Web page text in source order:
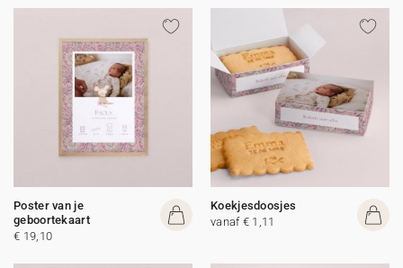
Poster van je
geboortekaart
€ 19,10
Koekjesdoosjes
vanaf € 1,11